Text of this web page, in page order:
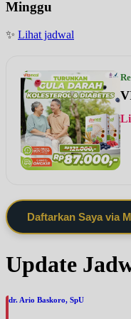
Minggu
✨ Lihat jadwal
Daftarkan Saya via
Update
dr. Ario Baskoro, SpU